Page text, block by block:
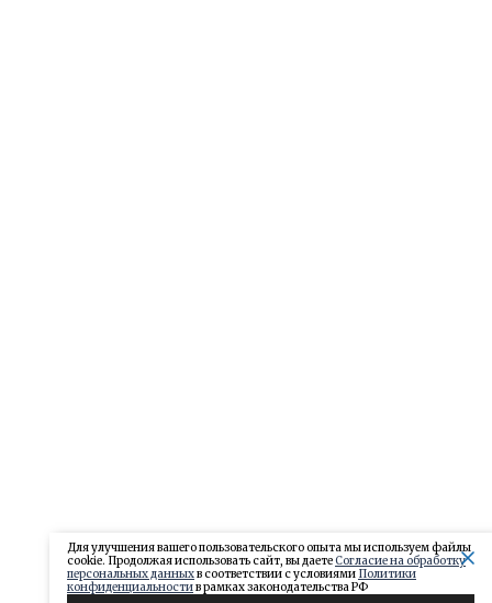
Для улучшения вашего пользовательского опыта мы используем файлы
cookie. Продолжая использовать сайт, вы даетеСогласие на обработку
персональных данныхв соответствии с условиями Политики
конфиденциальностив рамках законодательства РФ